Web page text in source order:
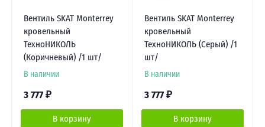
Вентиль SKAT Monterrey
кровельный
ТехноНИКОЛЬ
(Коричневый) /1 шт/
В наличии
3 777 ₽
В корзину
Вентиль SKAT Monterrey
кровельный
ТехноНИКОЛЬ (Серый) /1
шт/
В наличии
3 777 ₽
В корзину